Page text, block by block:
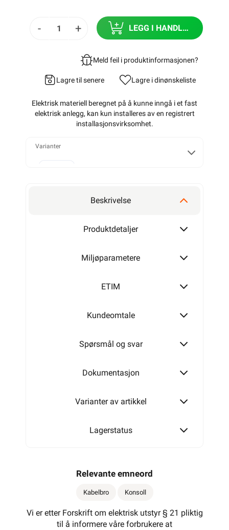
- + LEGG I HANDLEKURV
Meld feil i produktinformasjonen?
Lagre til senere Lagre i dinønskeliste
Elektrisk materiell beregnet på å kunne inngå i et fast
elektrisk anlegg, kan kun installeres av en registrert
installasjonsvirksomhet.
Varianter
75 mm
150 mm
Beskrivelse
Produktdetaljer
Miljøparametere
ETIM
Kundeomtale
Spørsmål og svar
Dokumentasjon
Varianter av artikkel
Lagerstatus
Relevante emneord
Kabelbro Konsoll
Vi er etter Forskrift om elektrisk utstyr § 21 pliktig
til å informere våre forbrukere at